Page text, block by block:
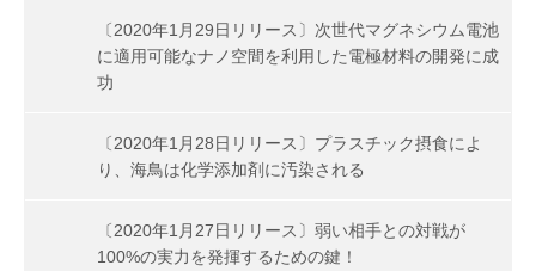
〔2020年1月29日リリース〕次世代マグネシウム電池
に適用可能なナノ空間を利用した電極材料の開発に成
功
〔2020年1月28日リリース〕プラスチック摂食によ
り、海鳥は化学添加剤に汚染される
〔2020年1月27日リリース〕弱い相手との対戦が
100%の実力を発揮するための鍵！